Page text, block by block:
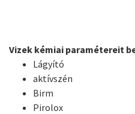
Vizek kémiai paramétereit
Lágyító
aktívszén
Birm
Pirolox